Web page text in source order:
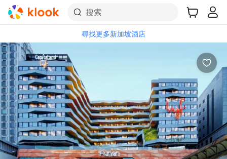
搜索
尋找更多新加坡酒店